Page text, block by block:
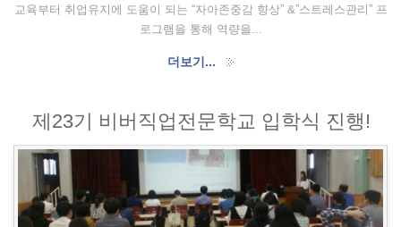
교육부터 취업유지에 도움이 되는 “자아존중감 향상” &”스트레스관리” 프
로그램을 통해 역량을...
더보기...
제23기 비버직업전문학교 입학식 진행!